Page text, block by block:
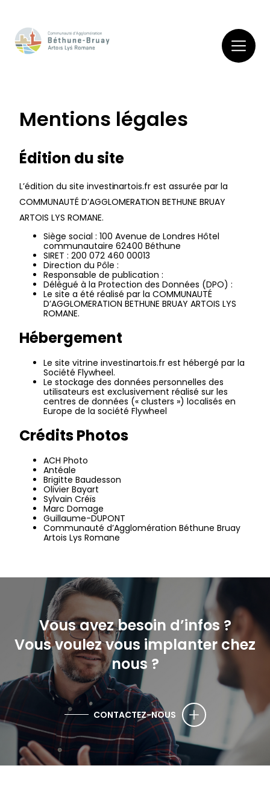
Mentions légales
Édition du site
L’édition du site investinartois.fr est assurée par la
COMMUNAUTÉ D’AGGLOMERATION BETHUNE BRUAY
ARTOIS LYS ROMANE.
Siège social : 100 Avenue de Londres Hôtel
communautaire 62400 Béthune
SIRET : 200 072 460 00013
Direction du Pôle :
Responsable de publication :
Délégué à la Protection des Données (DPO) :
Le site a été réalisé par la COMMUNAUTÉ
D’AGGLOMERATION BETHUNE BRUAY ARTOIS LYS
ROMANE.
Hébergement
Le site vitrine investinartois.fr est hébergé par la
Société Flywheel.
Le stockage des données personnelles des
utilisateurs est exclusivement réalisé sur les
centres de données (« clusters ») localisés en
Europe de la société Flywheel
Crédits Photos
ACH Photo
Antéale
Brigitte Baudesson
Olivier Bayart
Sylvain Créïs
Marc Domage
Guillaume-DUPONT
Communauté d’Agglomération Béthune Bruay
Artois Lys Romane
Vous avez besoin d’infos ?
Vous voulez vous implanter chez
nous ?
CONTACTEZ-NOUS